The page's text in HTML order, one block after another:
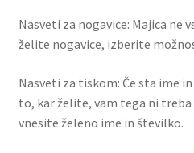
Nasveti za nogavice: Majica ne
želite nogavice, izberite
Nasveti za tiskom: Če sta ime
to, kar želite, vam tega ni treba
vnesite želeno ime in številko.